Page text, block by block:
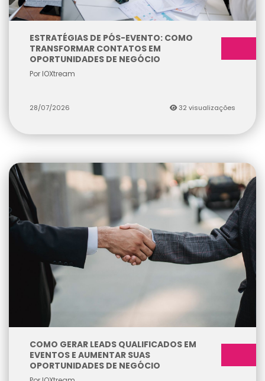
ESTRATÉGIAS DE PÓS-EVENTO: COMO
TRANSFORMAR CONTATOS EM
OPORTUNIDADES DE NEGÓCIO
Por IOXtream
28/07/2026 32 visualizações
COMO GERAR LEADS QUALIFICADOS EM
EVENTOS E AUMENTAR SUAS
OPORTUNIDADES DE NEGÓCIO